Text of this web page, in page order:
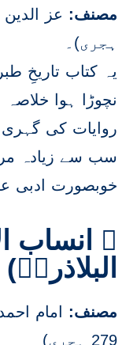
مصنف:
ہجری)۔
یہ کتاب تاریخِ
نچوڑا ہوا خلاصہ
روایات کی
سب سے زیادہ
خوبصورت ادبی
۔ انساب
البلاذریؒ)
مصنف: امام
279 ہجری)